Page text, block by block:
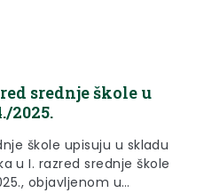
srednje škole u
2025.
škole upisuju u skladu
u I. razred srednje škole
objavljenom u